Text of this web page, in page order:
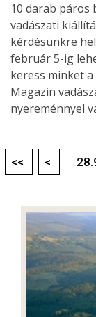
10 darab páros
vadászati
kérdésünkre
február 5-ig
keress minket
Magazin
nyereménnyel
<< <